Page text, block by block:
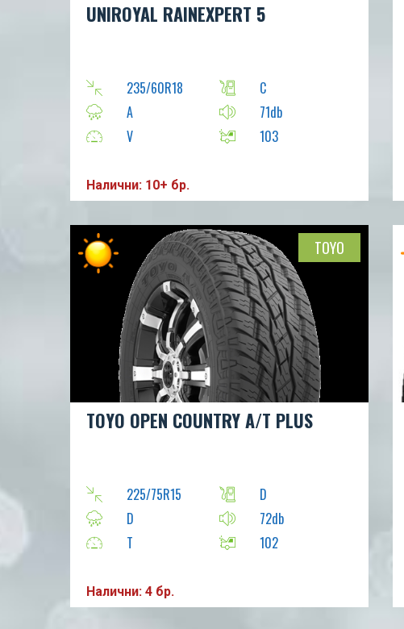
UNIROYAL RAINEXPERT 5
235/60R18
C
A
71db
V
103
Налични: 10+ бр.
TOYO OPEN COUNTRY A/T PLUS
225/75R15
D
D
72db
T
102
Налични: 4 бр.
TOYO